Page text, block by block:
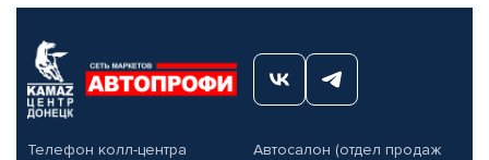
Телефон колл-центра
Автосалон (отдел продаж